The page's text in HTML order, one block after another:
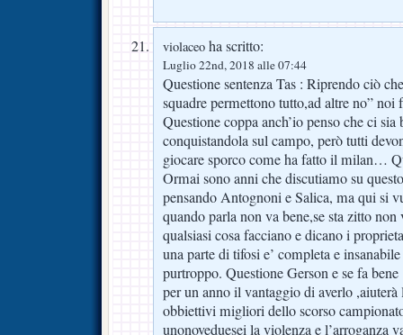
violaceo ha scritto:
Luglio 22nd, 2018 alle 07:44
Questione sentenza Tas : Riprendo ciò
squadre permettono tutto,ad altre no” noi
Questione coppa anch’io penso che ci
conquistandola sul campo, però tutti
giocare sporco come ha fatto il milan…
Ormai sono anni che discutiamo su
pensando Antognoni e Salica, ma qui si
quando parla non va bene,se sta zitto
qualsiasi cosa facciano e dicano i
una parte di tifosi e’ completa e
purtroppo. Questione Gerson e se fa
per un anno il vantaggio di averlo ,aiuterà
obbiettivi migliori dello scorso
unonoveduesei la violenza e l’arroganza